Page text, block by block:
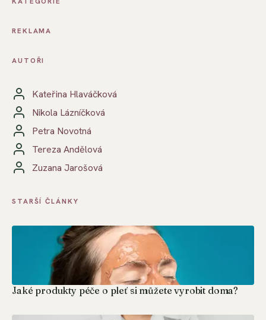
REKLAMA
AUTOŘI
Kateřina Hlaváčková
Nikola Lázníčková
Petra Novotná
Tereza Andělová
Zuzana Jarošová
STARŠÍ ČLÁNKY
Jaké produkty péče o pleť si můžete vyrobit doma?